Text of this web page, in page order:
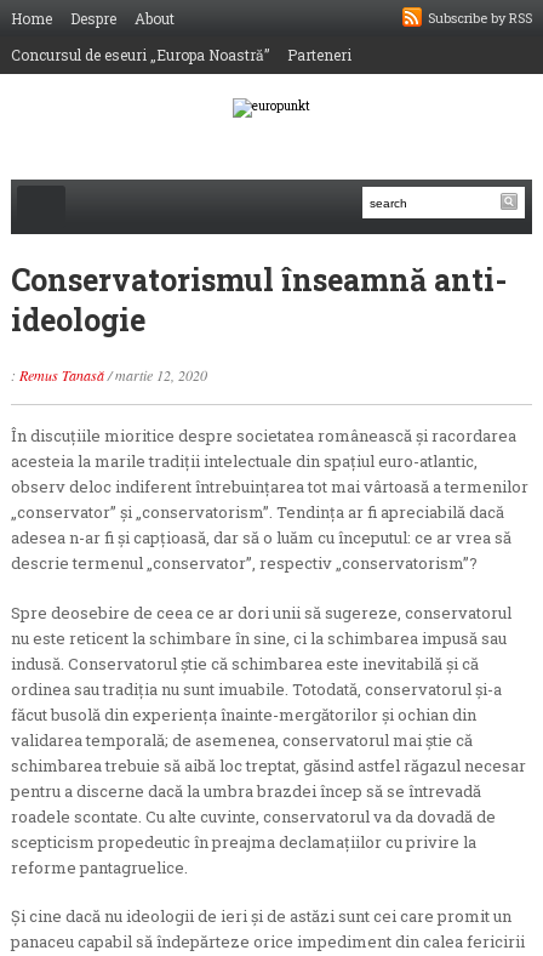
Subscribe by RSS
Home Despre
About
Concursul de eseuri „Europa Noastră”
Parteneri
Conservatorismul înseamnă anti-
ideologie
: Remus Tanasă/martie 12, 2020
În discuțiile mioritice despre societatea românească și racordarea
acesteia la marile tradiții intelectuale din spațiul euro-atlantic,
observ deloc indiferent întrebuințarea tot mai vârtoasă a termenilor
„conservator” și „conservatorism”. Tendința ar fi apreciabilă dacă
adesea n-ar fi și capțioasă, dar să o luăm cu începutul: ce ar vrea să
descrie termenul „conservator”, respectiv „conservatorism”?
Spre deosebire de ceea ce ar dori unii să sugereze, conservatorul
nu este reticent la schimbare în sine, ci la schimbarea impusă sau
indusă. Conservatorul știe că schimbarea este inevitabilă și că
ordinea sau tradiția nu sunt imuabile. Totodată, conservatorul și-a
făcut busolă din experiența înainte-mergătorilor și ochian din
validarea temporală; de asemenea, conservatorul mai știe că
schimbarea trebuie să aibă loc treptat, găsind astfel răgazul necesar
pentru a discerne dacă la umbra brazdei încep să se întrevadă
roadele scontate. Cu alte cuvinte, conservatorul va da dovadă de
scepticism propedeutic în preajma declamațiilor cu privire la
reforme pantagruelice.
Și cine dacă nu ideologii de ieri și de astăzi sunt cei care promit un
panaceu capabil să îndepărteze orice impediment din calea fericirii